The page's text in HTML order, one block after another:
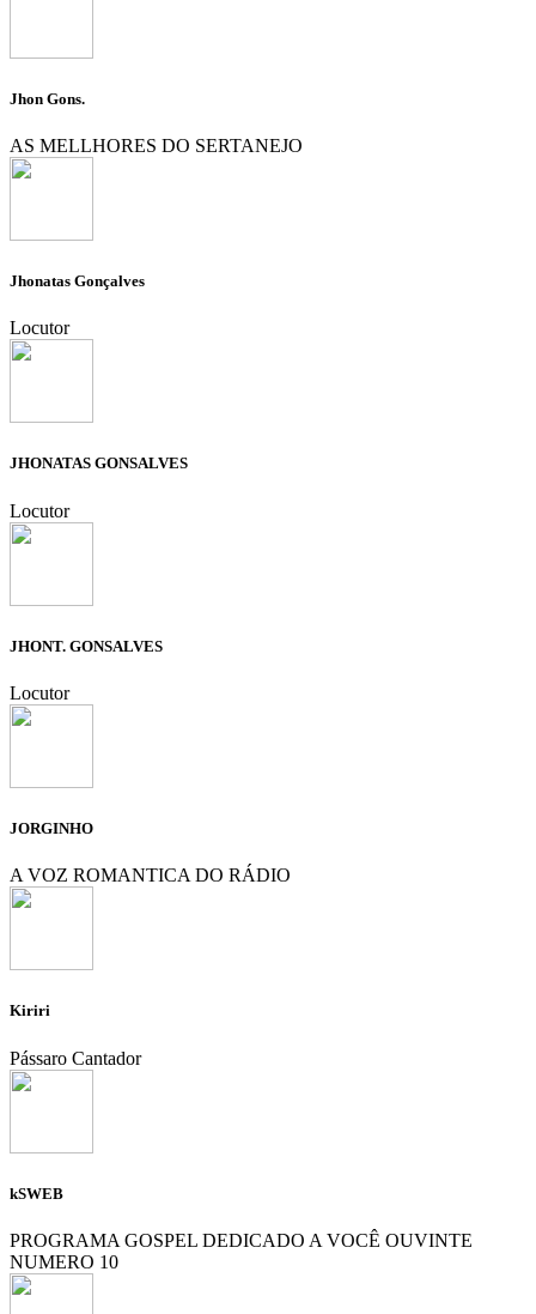
Jhon Gons.
AS MELLHORES DO SERTANEJO
Jhonatas Gonçalves
Locutor
JHONATAS GONSALVES
Locutor
JHONT. GONSALVES
Locutor
JORGINHO
A VOZ ROMANTICA DO RÁDIO
Kiriri
Pássaro Cantador
kSWEB
PROGRAMA GOSPEL DEDICADO A VOCÊ OUVINTE
NUMERO 10